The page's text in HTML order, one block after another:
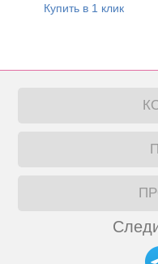
Купить в 1 клик